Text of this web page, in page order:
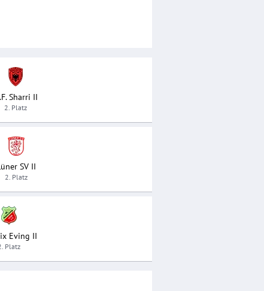
Sharri II
2. Platz
SV II
2. Platz
Eving II
Platz